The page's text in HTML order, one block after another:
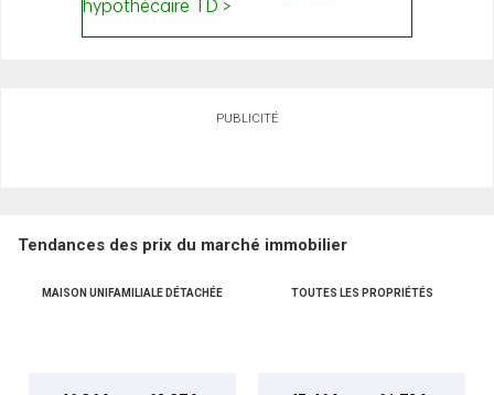
PUBLICITÉ
Tendances des prix du marché immobilier
MAISON UNIFAMILIALE DÉTACHÉE TOUTES LES PROPRIÉTÉS